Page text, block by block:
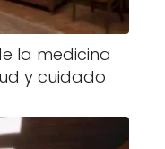
la medicina
y cuidado